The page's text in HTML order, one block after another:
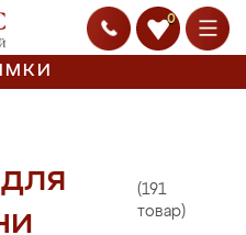
0
(191
товар)